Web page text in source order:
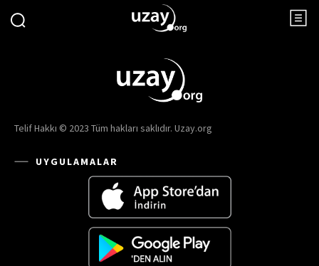
Telif Hakkı © 2023 Tüm hakları saklıdır. Uzay.org
UYGULAMALAR